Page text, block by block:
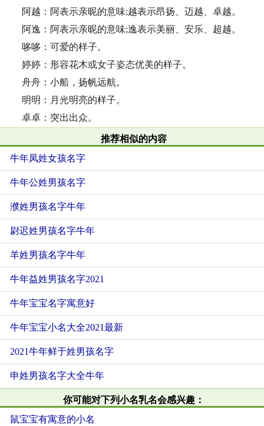
阿越：阿表示亲昵的意味;越表示昂扬、迈越、卓越。
阿逸：阿表示亲昵的意味;逸表示美丽、安乐、超越。
哆哆：可爱的样子。
婷婷：形容花木或女子姿态优美的样子。
舟舟：小船，扬帆远航。
明明：月光明亮的样子。
卓卓：突出出众。
推荐相似的内容
牛年凤姓女孩名字
牛年公姓男孩名字
濮姓男孩名字牛年
尉迟姓男孩名字牛年
羊姓男孩名字牛年
牛年益姓男孩名字2021
牛年宝宝名字寓意好
牛年宝宝小名大全2021最新
2021牛年鲜于姓男孩名字
申姓男孩名字大全牛年
你可能对下列小名乳名会感兴趣：
鼠宝宝有寓意的小名